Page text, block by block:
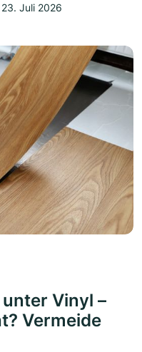
23. Juli 2026
Vinyl –
Vermeide